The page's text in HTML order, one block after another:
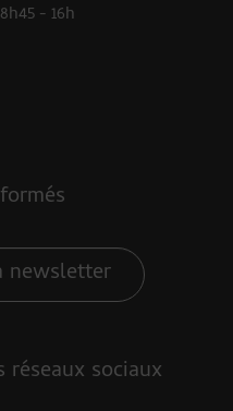
- 16h
newsletter
sociaux